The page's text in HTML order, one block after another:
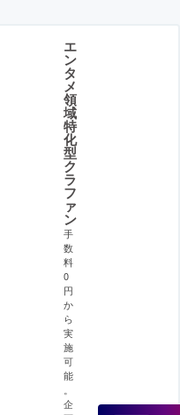
エ
ン
タ
メ
領
域
特
化
型
ク
ラ
フ
ァ
ン
手
数
料
0
円
か
ら
実
施
可
能
企